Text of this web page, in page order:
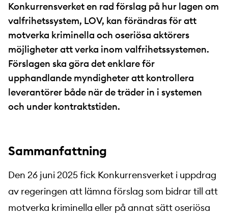
Konkurrensverket en rad förslag på hur lagen om
valfrihetssystem, LOV, kan förändras för att
motverka kriminella och oseriösa aktörers
möjligheter att verka inom valfrihetssystemen.
Förslagen ska göra det enklare för
upphandlande myndigheter att kontrollera
leverantörer både när de träder in i systemen
och under kontraktstiden.
Sammanfattning
Den 26 juni 2025 fick Konkurrensverket i uppdrag
av regeringen att lämna förslag som bidrar till att
motverka kriminella eller på annat sätt oseriösa